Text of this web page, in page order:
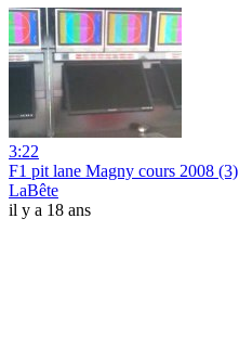
3:22
F1 pit lane Magny cours 2008 (3)
LaBête
il y a 18 ans